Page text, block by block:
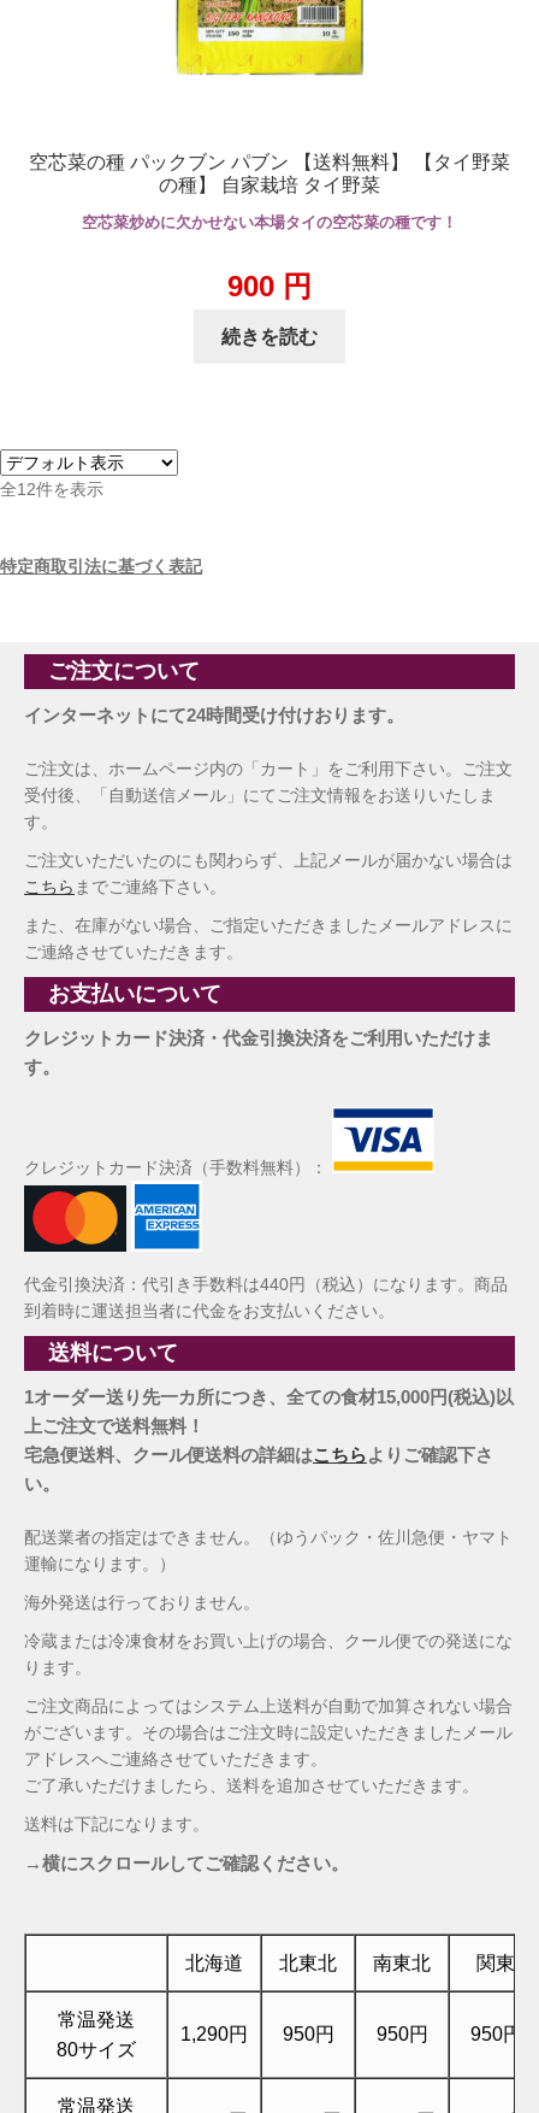
空芯菜の種 パックブン パブン 【送料無料】 【タイ野菜
の種】 自家栽培 タイ野菜
空芯菜炒めに欠かせない本場タイの空芯菜の種です！
900 円
続きを読む
全12件を表示
特定商取引法に基づく表記
ご注文について
インターネットにて24時間受け付けおります。
ご注文は、ホームページ内の「カート」をご利用下さい。ご注文
受付後、「自動送信メール」にてご注文情報をお送りいたしま
す。
ご注文いただいたのにも関わらず、上記メールが届かない場合は
こちら までご連絡下さい。
また、在庫がない場合、ご指定いただきましたメールアドレスに
ご連絡させていただきます。
お支払いについて
クレジットカード決済・代金引換決済をご利用いただけま
す。
クレジットカード決済（手数料無料）：
代金引換決済：代引き手数料は440円（税込）になります。商品
到着時に運送担当者に代金をお支払いください。
送料について
1オーダー送り先一カ所につき、全ての食材15,000円(税込)以
上ご注文で送料無料！
宅急便送料、クール便送料の詳細はこちらよりご確認下さ
い。
配送業者の指定はできません。（ゆうパック・佐川急便・ヤマト
運輸になります。）
海外発送は行っておりません。
冷蔵または冷凍食材をお買い上げの場合、クール便での発送にな
ります。
ご注文商品によってはシステム上送料が自動で加算されない場合
がございます。その場合はご注文時に設定いただきましたメール
アドレスへご連絡させていただきます。
ご了承いただけましたら、送料を追加させていただきます。
送料は下記になります。
→横にスクロールしてご確認ください。
北海道 北東北 南東北 関東
常温発送
80サイズ
1,290円 950円 950円 950円
常温発送